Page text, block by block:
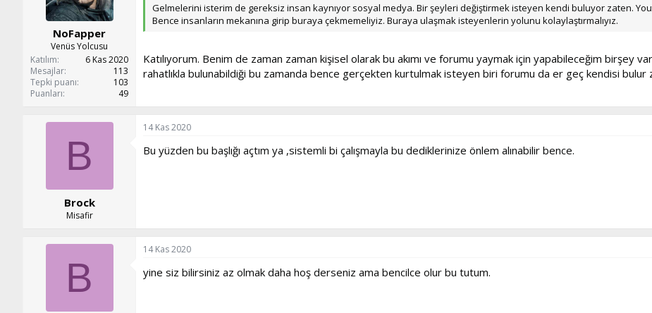
:
NoFapper
Venüs Yolcusu
Katılım
6 Kas 2020
Mesajlar
113
Tepki puanı
103
Puanları
49
Gelmelerini isterim de gereksiz insan kaynıyor sosyal medya. Bir şeyleri değiştirmek isteyen kendi buluyor zaten.
Bence insanların mekanına girip buraya çekmemeliyiz. Buraya ulaşmak isteyenlerin yolunu kolaylaştırmalıyız.
Katılıyorum. Benim de zaman zaman kişisel olarak bu akımı ve forumu yaymak için yapabileceğim birşey
rahatlıkla bulunabildiği bu zamanda bence gerçekten kurtulmak isteyen biri forumu da er geç kendisi bulur
B
Brock
Misafir
14 Kas 2020
Bu yüzden bu başlığı açtım ya ,sistemli bi çalışmayla bu dediklerinize önlem alınabilir bence.
B
14 Kas 2020
yine siz bilirsiniz az olmak daha hoş derseniz ama bencilce olur bu tutum.